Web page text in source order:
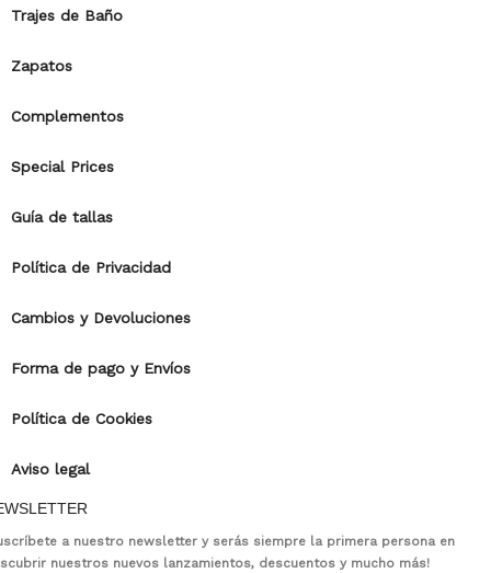
Trajes de Baño
Zapatos
Complementos
Special Prices
Guía de tallas
Política de Privacidad
Cambios y Devoluciones
Forma de pago y Envíos
Política de Cookies
Aviso legal
a nuestro newsletter y serás siempre la primera persona en
nuestros nuevos lanzamientos, descuentos y mucho más!